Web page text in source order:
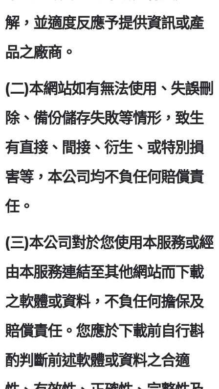
解，並適度反應予提供資訊或產
品之廠商。
(二)本網站如有無法使用、失誤刪
除、備份儲存失敗等情形，致生
有直接、間接、衍生、或特別損
害等，本公司均不負任何賠償責
任。
(三)本公司對於您使用本服務或經
由本服務連結至其他網站而下載
之軟體或資料，不負任何擔保及
賠償責任。您應於下載前自行斟
酌判斷前述軟體或資料之合適